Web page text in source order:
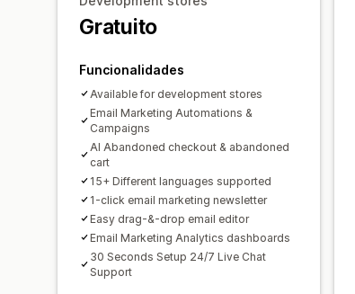
Gratuito
Funcionalidades
Available for development stores
Email Marketing Automations &
Campaigns
AI Abandoned checkout & abandoned
cart
15+ Different languages supported
1-click email marketing newsletter
Easy drag-&-drop email editor
Email Marketing Analytics dashboards
30 Seconds Setup 24/7 Live Chat
Support